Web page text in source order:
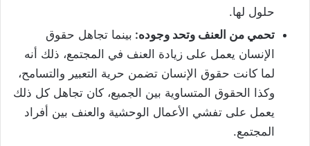
حلول لها.
تحمي من العنف وتحد وجوده: بينما تجاهل حقوق
الإنسان يعمل على زيادة العنف في المجتمع، ذلك أنه
لما كانت حقوق الإنسان تضمن حرية التعبير والتسامح،
وكذا الحقوق المتساوية بين الجميع، كان تجاهل كل ذلك
يعمل على تفشي الأعمال الوحشية والعنف بين أفراد
المجتمع.